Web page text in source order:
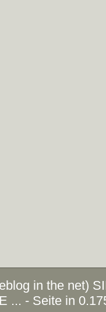
in the net)
... - Seite in